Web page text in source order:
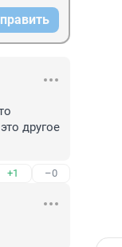
другое
+1 –0